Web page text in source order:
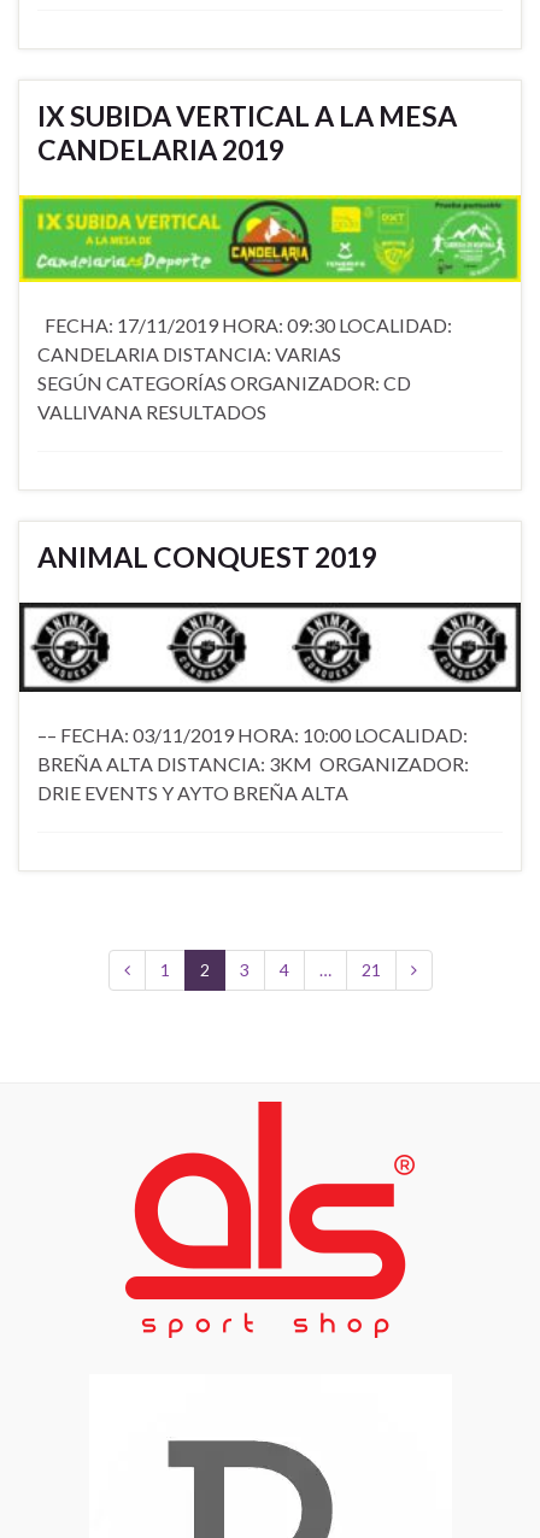
IX SUBIDA VERTICAL A LA MESA
CANDELARIA 2019
FECHA: 17/11/2019 HORA: 09:30 LOCALIDAD:
CANDELARIA DISTANCIA: VARIAS
SEGÚN CATEGORÍAS ORGANIZADOR: CD
VALLIVANA RESULTADOS
ANIMAL CONQUEST 2019
–– FECHA: 03/11/2019 HORA: 10:00 LOCALIDAD:
BREÑA ALTA DISTANCIA: 3KM ORGANIZADOR:
DRIE EVENTS Y AYTO BREÑA ALTA
1 2 3 4 … 21